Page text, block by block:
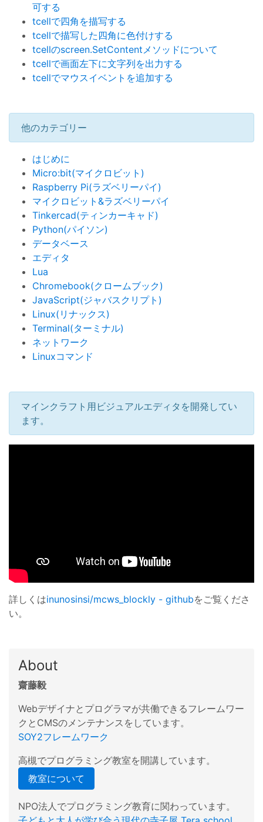
可する
tcellで四角を描写する
tcellで描写した四角に色付けする
tcellのscreen.SetContentメソッドについて
tcellで画面左下に文字列を出力する
tcellでマウスイベントを追加する
他のカテゴリー
はじめに
Micro:bit(マイクロビット)
Raspberry Pi(ラズベリーパイ)
マイクロビット&ラズベリーパイ
Tinkercad(ティンカーキャド)
Python(パイソン)
データベース
エディタ
Lua
Chromebook(クロームブック)
JavaScript(ジャバスクリプト)
Linux(リナックス)
Terminal(ターミナル)
ネットワーク
Linuxコマンド
マインクラフト用ビジュアルエディタを開発してい
ます。
詳しくはinunosinsi/mcws_blockly - githubをご覧くださ
い。
About
齋藤毅
Webデザイナとプログラマが共働できるフレームワー
クとCMSのメンテナンスをしています。
SOY2フレームワーク
高槻でプログラミング教室を開講しています。
教室について
NPO法人でプログラミング教育に関わっています。